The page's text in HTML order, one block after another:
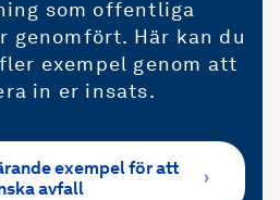
som offentliga
genomfört. Här kan du
exempel genom att
in er insats.
exempel för att
avfall